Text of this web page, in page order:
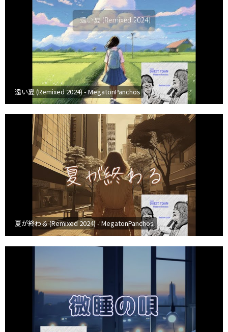
遠い夏 (Remixed 2024) - MegatonPanchos
夏が終わる (Remixed 2024) - MegatonPanchos